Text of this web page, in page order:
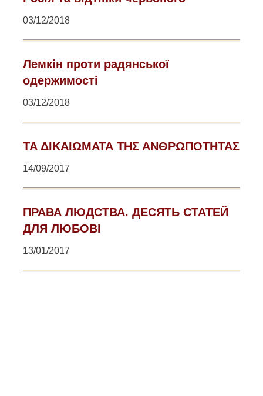
03/12/2018
Лемкін проти радянської
одержимості
03/12/2018
ΤΑ ΔΙΚΑΙΩΜΑΤΑ ΤΗΣ ΑΝΘΡΩΠΟΤΗΤΑΣ
14/09/2017
ПРАВА ЛЮДСТВА. ДЕСЯТЬ СТАТЕЙ
ДЛЯ ЛЮБОВІ
13/01/2017